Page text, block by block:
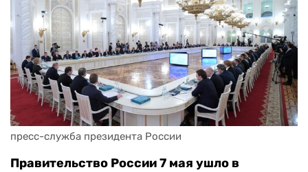
пресс-служба президента России
Правительство России 7 мая ушло в